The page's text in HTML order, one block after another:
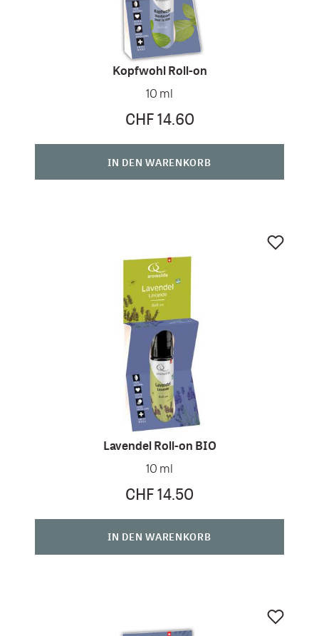
Kopfwohl Roll-on
10 ml
CHF 14.60
IN DEN WARENKORB
Lavendel Roll-on BIO
10 ml
CHF 14.50
IN DEN WARENKORB